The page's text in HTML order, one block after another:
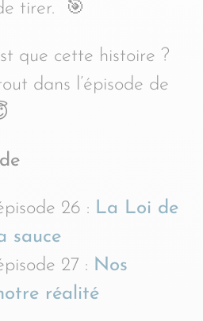
tirer. 🎯
que cette histoire ?
dans l’épisode de
26 : La Loi de
sauce
27 : Nos
réalité